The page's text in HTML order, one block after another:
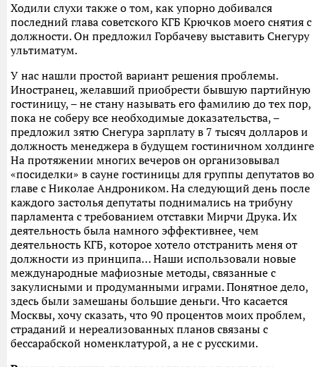
Ходили слухи также о том, как упорно добивался
последний глава советского КГБ Крючков моего снятия с
должности. Он предложил Горбачеву выставить Снегуру
ультиматум.
У нас нашли простой вариант решения проблемы.
Иностранец, желавший приобрести бывшую партийную
гостиницу, – не стану называть его фамилию до тех пор,
пока не соберу все необходимые доказательства, –
предложил зятю Снегура зарплату в 7 тысяч долларов и
должность менеджера в будущем гостиничном
На протяжении многих вечеров он организовывал
«посиделки» в сауне гостиницы для группы депутатов во
главе с Николае Андроником. На следующий день после
каждого застолья депутаты поднимались на трибуну
парламента с требованием отставки Мирчи Друка. Их
деятельность была намного эффективнее, чем
деятельность КГБ, которое хотело отстранить меня от
должности из принципа… Наши использовали новые
международные мафиозные методы, связанные с
закулисными и продуманными играми. Понятное дело,
здесь были замешаны большие деньги. Что касается
Москвы, хочу сказать, что 90 процентов моих проблем,
страданий и нереализованных планов связаны с
бессарабской номенклатурой, а не с русскими.